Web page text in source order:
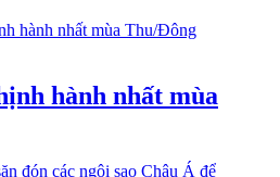
hành nhất mùa